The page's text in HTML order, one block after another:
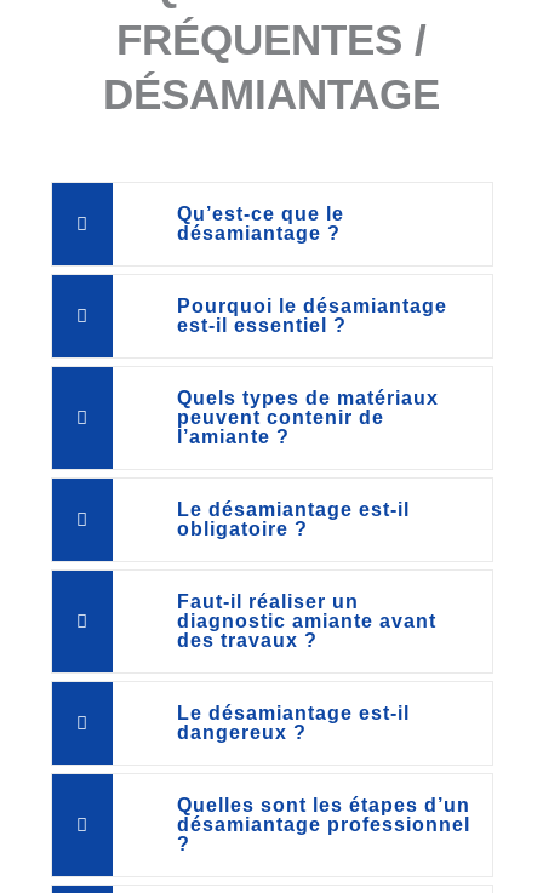
FRÉQUENTES /
DÉSAMIANTAGE
Qu’est-ce que le
désamiantage ?
Pourquoi le désamiantage
est-il essentiel ?
Quels types de matériaux
peuvent contenir de
l’amiante ?
Le désamiantage est-il
obligatoire ?
Faut-il réaliser un
diagnostic amiante avant
des travaux ?
Le désamiantage est-il
dangereux ?
Quelles sont les étapes d’un
désamiantage professionnel
?